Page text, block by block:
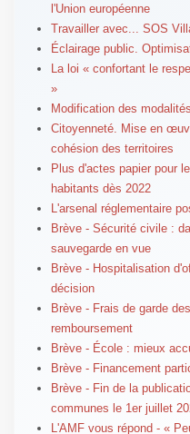
l'Union européenne
Travailler avec... SOS
Éclairage public.
La loi « confortant le
»
Modification des
Citoyenneté. Mise en
cohésion des territoires
Plus d'actes papier pour
habitants dès 2022
L'arsenal réglementaire
Brève - Sécurité civile :
sauvegarde en vue
Brève - Hospitalisation
décision
Brève - Frais de garde
remboursement
Brève - École : mieux
Brève - Financement
Brève - Fin de la
communes le 1er juillet
L'AMF vous répond - «